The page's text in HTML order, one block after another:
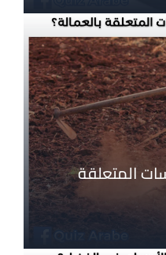
المتعلقة